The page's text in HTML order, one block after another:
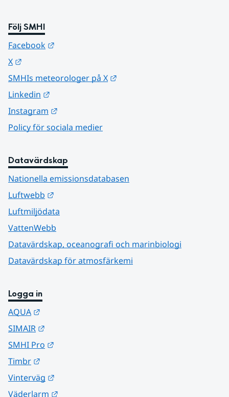
Följ SMHI
Facebook
X
SMHIs meteorologer på X
Linkedin
Instagram
Policy för sociala medier
Datavärdskap
Nationella emissionsdatabasen
Luftwebb
Luftmiljödata
VattenWebb
Datavärdskap, oceanografi och marinbiologi
Datavärdskap för atmosfärkemi
Logga in
AQUA
SIMAIR
SMHI Pro
Timbr
Vinterväg
Väderlarm